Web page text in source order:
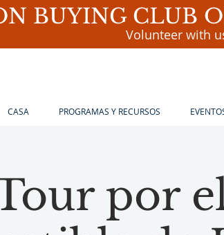
BUYING CLUB
Volunteer with
CASA PROGRAMAS Y RECURSOS
por